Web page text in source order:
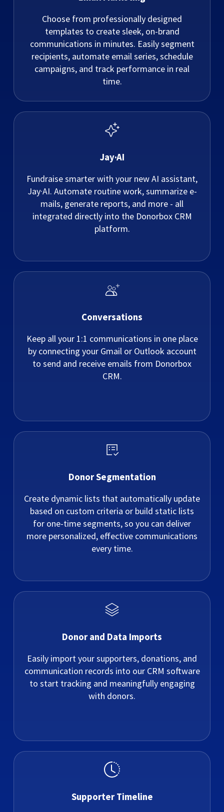
Choose from professionally designed
templates to create sleek, on-brand
communications in minutes. Easily segment
recipients, automate email series, schedule
campaigns, and track performance in real
time.
Jay·AI
Fundraise smarter with your new AI assistant,
Jay·AI. Automate routine work, summarize e-
mails, generate reports, and more - all
integrated directly into the Donorbox CRM
platform.
Conversations
Keep all your 1:1 communications in one place
by connecting your Gmail or Outlook account
to send and receive emails from Donorbox
CRM.
Donor Segmentation
Create dynamic lists that automatically update
based on custom criteria or build static lists
for one-time segments, so you can deliver
more personalized, effective communications
every time.
Donor and Data Imports
Easily import your supporters, donations, and
communication records into our CRM software
to start tracking and meaningfully engaging
with donors.
Supporter Timeline